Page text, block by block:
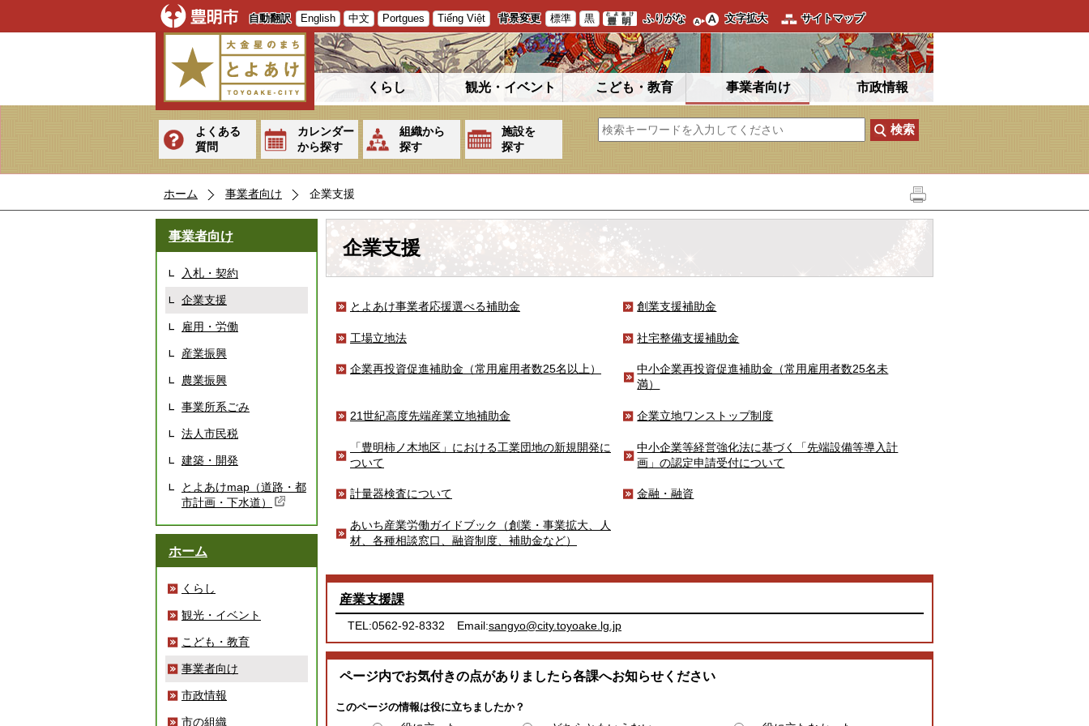
自動翻訳 English 中文 Portgues Tiếng Việt 背景変更 標準 黒 ふりがな 文字拡大 サイトマップ
くらし 観光・イベント こども・教育 事業者向け 市政情報
よくある
質問
カレンダー
から探す
組織から
探す
施設を
探す
ホーム 事業者向け 企業支援
事業者向け
入札・契約
企業支援
雇用・労働
産業振興
農業振興
事業所系ごみ
法人市民税
建築・開発
とよあけmap（道路・都
市計画・下水道）
ホーム
くらし
観光・イベント
こども・教育
事業者向け
市政情報
市の組織
企業支援
とよあけ事業者応援選べる補助金 創業支援補助金
工場立地法 社宅整備支援補助金
企業再投資促進補助金（常用雇用者数25名以上）
中小企業再投資促進補助金（常用雇用者数25名未
満）
21世紀高度先端産業立地補助金 企業立地ワンストップ制度
「豊明柿ノ木地区」における工業団地の新規開発に
ついて
中小企業等経営強化法に基づく「先端設備等導入計
画」の認定申請受付について
計量器検査について 金融・融資
あいち産業労働ガイドブック（創業・事業拡大、人
材、各種相談窓口、融資制度、補助金など）
産業支援課
TEL:0562-92-8332 Email:sangyo@city.toyoake.lg.jp
ページ内でお気付きの点がありましたら各課へお知らせください
このページの情報は役に立ちましたか？